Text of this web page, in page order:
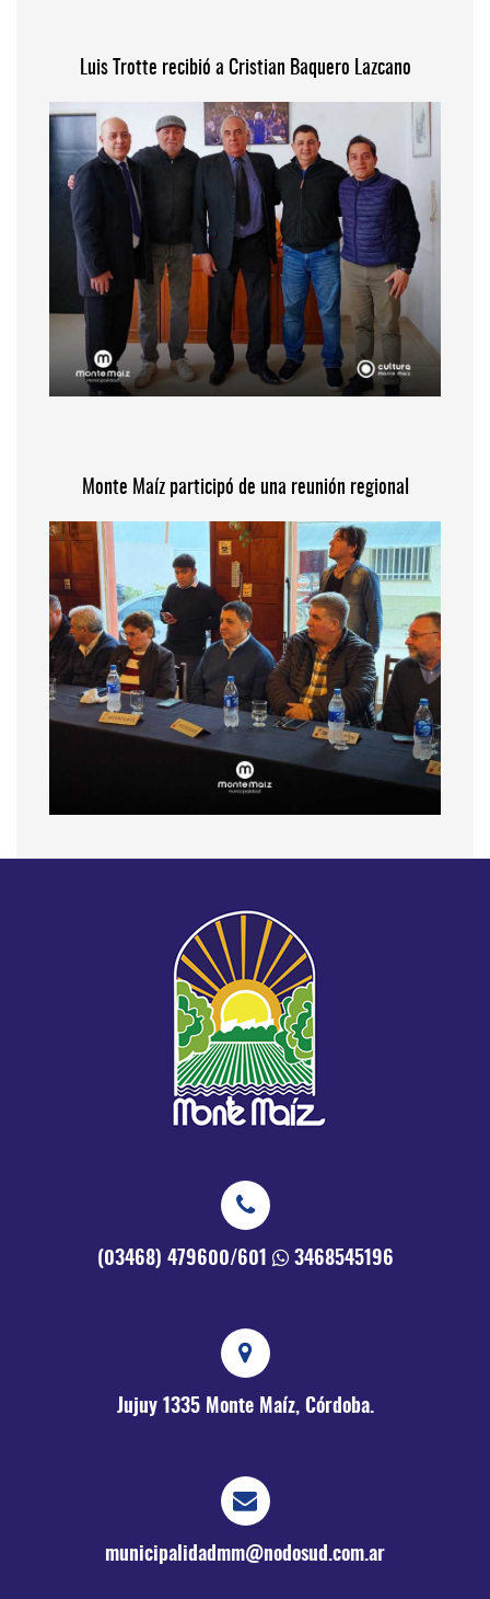
Luis Trotte recibió a Cristian Baquero Lazcano
Monte Maíz participó de una reunión regional
(03468) 479600/601 3468545196
Jujuy 1335 Monte Maíz, Córdoba.
municipalidadmm@nodosud.com.ar